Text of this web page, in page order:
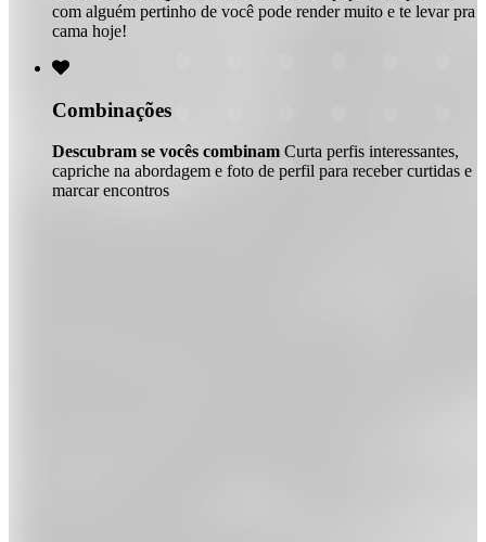
com alguém pertinho de você pode render muito e te levar pra
cama hoje!

Combinações
Descubram se vocês combinam Curta perfis interessantes,
capriche na abordagem e foto de perfil para receber curtidas e
marcar encontros